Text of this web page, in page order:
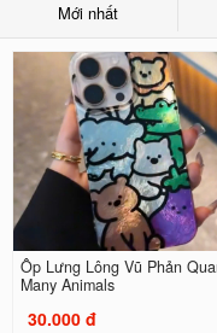
Mới nhất
Ốp Lưng Lông Vũ Phản
Many Animals
30.000 đ